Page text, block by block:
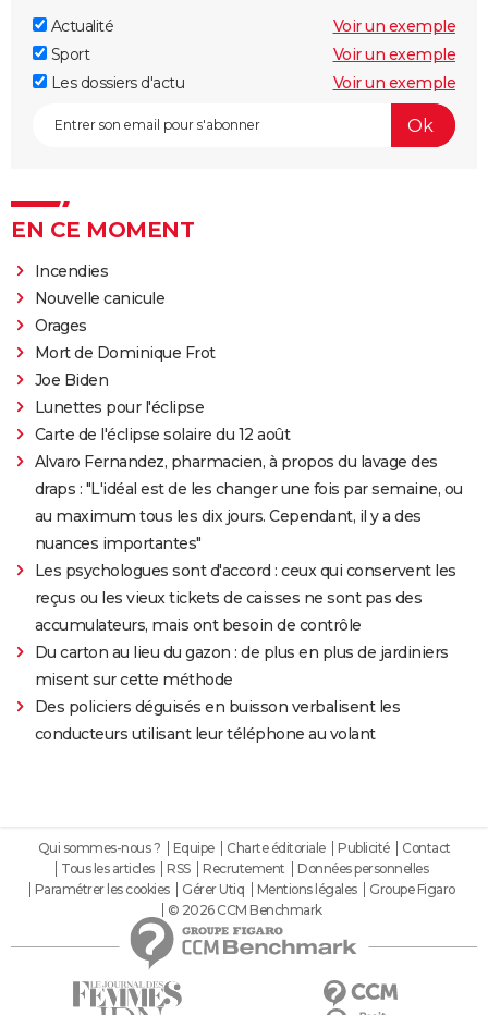
Actualité
Voir un exemple
Sport
Voir un exemple
Les dossiers d'actu
Voir un exemple
EN CE MOMENT
Incendies
Nouvelle canicule
Orages
Mort de Dominique Frot
Joe Biden
Lunettes pour l'éclipse
Carte de l'éclipse solaire du 12 août
Alvaro Fernandez, pharmacien, à propos du lavage des
draps : "L'idéal est de les changer une fois par semaine, ou
au maximum tous les dix jours. Cependant, il y a des
nuances importantes"
Les psychologues sont d'accord : ceux qui conservent les
reçus ou les vieux tickets de caisses ne sont pas des
accumulateurs, mais ont besoin de contrôle
Du carton au lieu du gazon : de plus en plus de jardiniers
misent sur cette méthode
Des policiers déguisés en buisson verbalisent les
conducteurs utilisant leur téléphone au volant
Qui sommes-nous ? Equipe Charte éditoriale Publicité
Contact
Tous les articles
RSS Recrutement
Données personnelles
Paramétrer les cookies
Gérer Utiq Mentions légales
Groupe Figaro
© 2026 CCM Benchmark